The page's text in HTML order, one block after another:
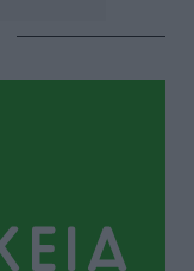
η καλύτερη
στο